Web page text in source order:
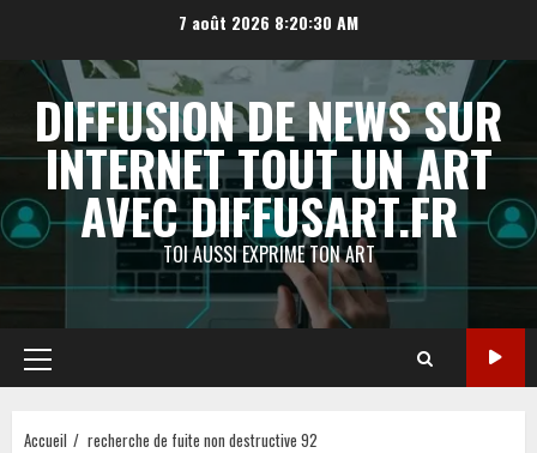
contenu
7 août 2026 8:20:30 AM
DIFFUSION DE NEWS SUR
INTERNET TOUT UN ART
AVEC DIFFUSART.FR
TOI AUSSI EXPRIME TON ART
Menu
principal
Accueil recherche de fuite non destructive 92